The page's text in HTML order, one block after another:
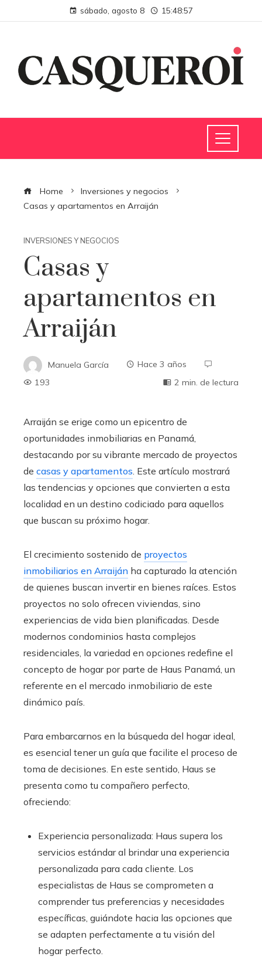
sábado, agosto 8 15:48:57
Home
Inversiones y negocios
Casas y apartamentos en Arraiján
INVERSIONES Y NEGOCIOS
Casas y
apartamentos en
Arraiján
Manuela García
Hace 3 años
193
2 min. de lectura
Arraiján se erige como un epicentro de
oportunidades inmobiliarias en Panamá,
destacando por su vibrante mercado de proyectos
de casas y apartamentos . Este artículo mostrará
las tendencias y opciones que convierten a esta
localidad en un destino codiciado para aquellos
que buscan su próximo hogar.
El crecimiento sostenido de proyectos
inmobiliarios en Arraiján ha capturado la atención
de quienes buscan invertir en bienes raíces. Estos
proyectos no solo ofrecen viviendas, sino
experiencias de vida bien planificadas. Desde
modernos condominios hasta complejos
residenciales, la variedad en opciones redefine el
concepto de hogar por parte de Haus Panamá, un
referente en el mercado inmobiliario de este
dinámico país.
Para embarcarnos en la búsqueda del hogar ideal,
es esencial tener un guía que facilite el proceso de
toma de decisiones. En este sentido, Haus se
presenta como tu compañero perfecto,
ofreciendo:
Experiencia personalizada: Haus supera los
servicios estándar al brindar una experiencia
personalizada para cada cliente. Los
especialistas de Haus se comprometen a
comprender tus preferencias y necesidades
específicas, guiándote hacia las opciones que
se adapten perfectamente a tu visión del
hogar perfecto.